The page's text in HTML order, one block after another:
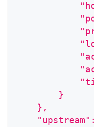
        }
    },